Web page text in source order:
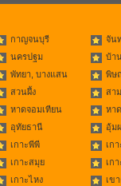
กาญจนบุรี
จัน
นครปฐม
บ้า
พัทยา, บางแสน
พิษ
สวนผึ้ง
สา
หาดจอมเทียน
หา
อุทัยธานี
อุ้ม
เกาะพีพี
เก
เกาะสมุย
เก
เกาะไหง เข